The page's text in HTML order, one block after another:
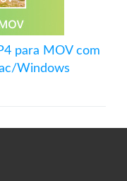
para MOV com
Windows